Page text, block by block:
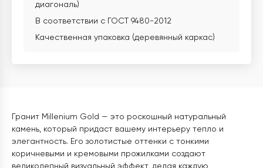
диагональ)
В соответствии с ГОСТ 9480-2012
Качественная упаковка (деревянный каркас)
Гранит Millenium Gold — это роскошный натуральный
камень, который придаст вашему интерьеру тепло и
элегантность. Его золотистые оттенки с тонкими
коричневыми и кремовыми прожилками создают
великолепный визуальный эффект, делая каждую